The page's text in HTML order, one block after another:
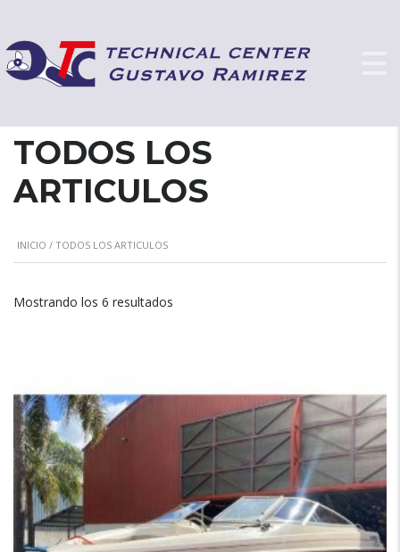
TODOS LOS
ARTICULOS
INICIO / TODOS LOS ARTICULOS
Mostrando los 6 resultados